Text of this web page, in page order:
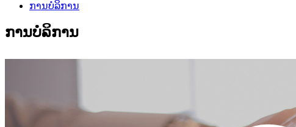
ການບໍລິການ
ການບໍລິການ